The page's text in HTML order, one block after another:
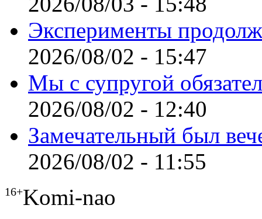
Эксперименты
2026/08/02 - 15:47
Мы с супругой
2026/08/02 - 12:40
Замечательный был
2026/08/02 - 11:55
16+Komi-nao